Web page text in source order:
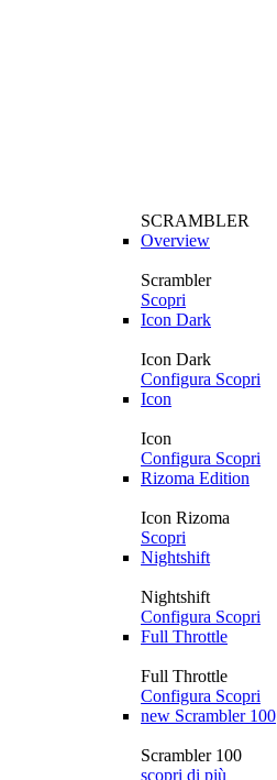
SCRAMBLER
Overview
Scrambler
Scopri
Icon Dark
Icon Dark
Configura Scopri
Icon
Icon
Configura Scopri
Rizoma Edition
Icon Rizoma
Scopri
Nightshift
Nightshift
Configura Scopri
Full Throttle
Full Throttle
Configura Scopri
new Scrambler 100
Scrambler 100
scopri di più